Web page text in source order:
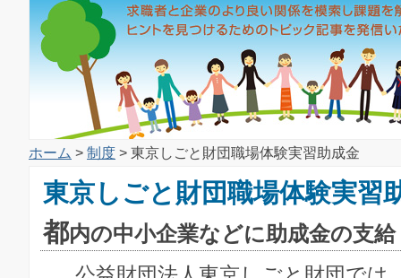
ホーム > 制度 > 東京しごと財団職場体験実習助成金
東京しごと財団職場体験実習
都内の中小企業などに助成金の支給